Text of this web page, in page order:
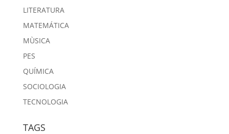
LITERATURA
MATEMÁTICA
MÙSICA
PES
QUÍMICA
SOCIOLOGIA
TECNOLOGIA
TAGS